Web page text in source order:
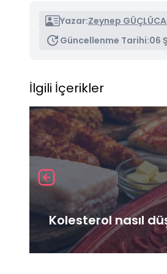
Yazar:Zeynep
Güncellenme Tarihi:06
İlgili İçerikler
Kolesterol nasıl